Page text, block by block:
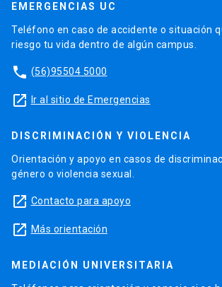
EMERGENCIAS UC
Teléfono en caso de accidente o situación
riesgo tu vida dentro de algún campus.
phone (56)95504 5000
launch Ir al sitio de Emergencias
DISCRIMINACIÓN Y VIOLENCIA
Orientación y apoyo en casos de
género o violencia sexual.
launch Contacto para apoyo
launch Más orientación
MEDIACIÓN UNIVERSITARIA